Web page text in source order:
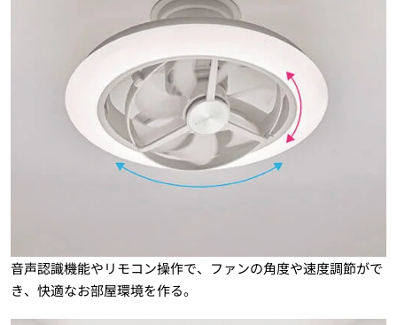
音声認識機能やリモコン操作で、ファンの角度や速度調節がで
き、快適なお部屋環境を作る。